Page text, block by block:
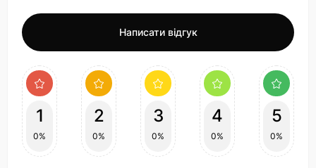
Написати відгук
1
0%
2
0%
3
0%
4
0%
5
0%